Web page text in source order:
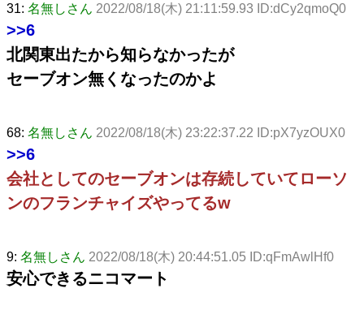
31: 名無しさん 2022/08/18(木) 21:11:59.93 ID:dCy2qmoQ0
>>6
北関東出たから知らなかったが
セーブオン無くなったのかよ
68: 名無しさん 2022/08/18(木) 23:22:37.22 ID:pX7yzOUX0
>>6
会社としてのセーブオンは存続していてローソ
ンのフランチャイズやってるw
9: 名無しさん 2022/08/18(木) 20:44:51.05 ID:qFmAwlHf0
安心できるニコマート